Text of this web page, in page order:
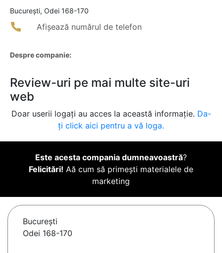
Bucureşti, Odei 168-170
Afișează numărul de telefon
Despre companie:
Review-uri pe mai multe site-uri
web
Doar userii logați au acces la această informație. Da-
ți click aici pentru a vă loga.
Este acesta compania dumneavoastră?
Felicitări! Aă cum să primești materialele de
marketing
Bucureşti
Odei 168-170